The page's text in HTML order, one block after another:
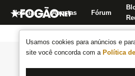
Usamos cookies para anúncios e
site você concorda com a Política
Notícias Apostas Fórum